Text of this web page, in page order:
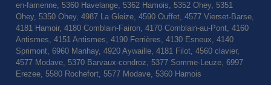
en-famenne, 5360 Havelange, 5362 Hamois, 5352 Ohey, 5351
Ohey, 5350 Ohey, 4987 La Gleize, 4590 Ouffet, 4577 Vierset-Barse,
4181 Hamoir, 4180 Comblain-Fairon, 4170 Comblain-au-Pont, 4160
Antismes, 4151 Antismes, 4190 Ferrières, 4130 Esneux, 4140
Sprimont, 6960 Manhay, 4920 Aywaille, 4181 Filot, 4560 clavier,
4577 Modave, 5370 Barvaux-condroz, 5377 Somme-Leuze, 6997
Erezee, 5580 Rochefort, 5577 Modave, 5360 Hamois